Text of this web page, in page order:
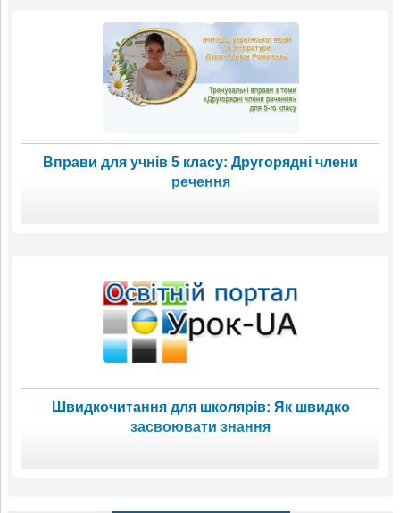
Вправи для учнів 5 класу: Другорядні члени
речення
Швидкочитання для школярів: Як швидко
засвоювати знання